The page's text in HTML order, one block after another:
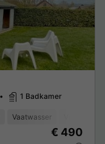
1 Badkamer
Vaatwasser
€ 490